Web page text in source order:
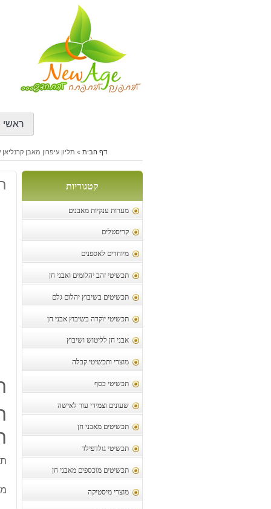
ראשי
דף הבית » תליון עיפרון מאבן
קטגוריות
מערות ענקיות מאבנים
קריסטלים
מיוחדים לאספנים
תכשיטי זהב יהלומים ואבני חן
תכשיטים בשיבוץ יהלום גלם
תכשיטי יוקרה בשיבוץ אבני חן
אבני חן לליטוש ושיבוץ
מוצרי ותכשיטי קבלה
תכשיטי כסף
שעונים וצמידי עור לאישה
תכשיטים מאבני חן
תכשיטי גולדפילד
תכשיטים מוכספים מאבני חן
מוצרי מיסטיקה